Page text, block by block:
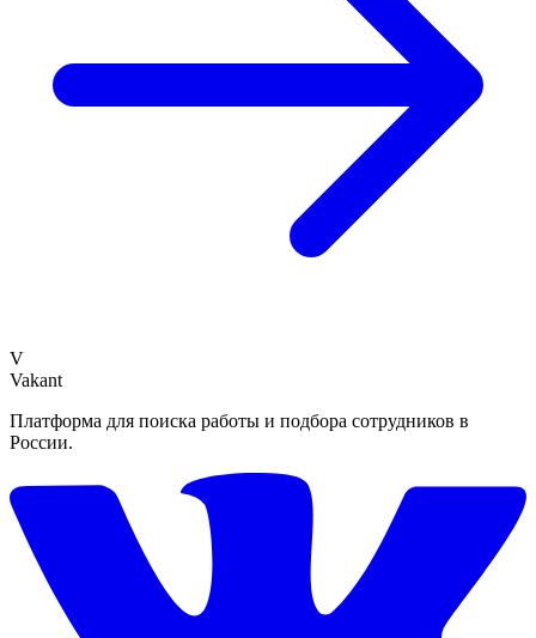
V
Vakant
Платформа для поиска работы и подбора сотрудников в
России.